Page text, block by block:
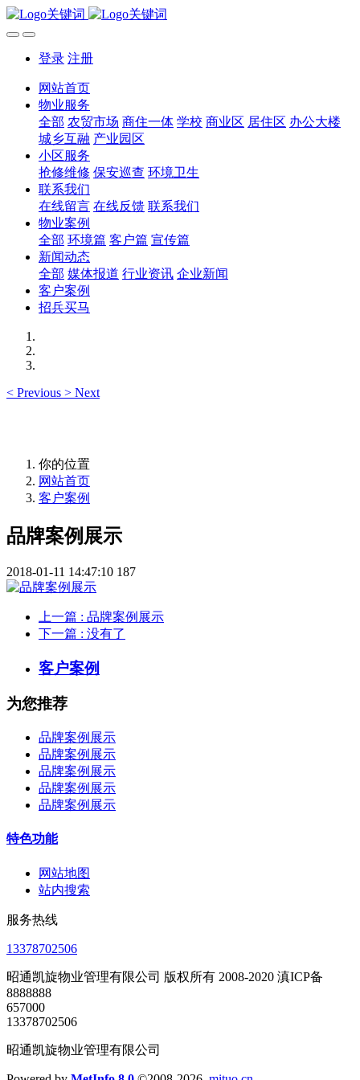
登录 注册
网站首页
物业服务
全部 农贸市场 商住一体 学校 商业区 居住区 办公大楼
城乡互融 产业园区
小区服务
抢修维修 保安巡查 环境卫生
联系我们
在线留言 在线反馈 联系我们
物业案例
全部 环境篇 客户篇 宣传篇
新闻动态
全部 媒体报道 行业资讯 企业新闻
客户案例
招兵买马
< Previous > Next
你的位置
网站首页
客户案例
品牌案例展示
2018-01-11 14:47:10 187
上一篇 : 品牌案例展示
下一篇 : 没有了
客户案例
为您推荐
品牌案例展示
品牌案例展示
品牌案例展示
品牌案例展示
品牌案例展示
特色功能
网站地图
站内搜索
服务热线
13378702506
昭通凯旋物业管理有限公司 版权所有 2008-2020 滇ICP备
8888888
657000
13378702506
昭通凯旋物业管理有限公司